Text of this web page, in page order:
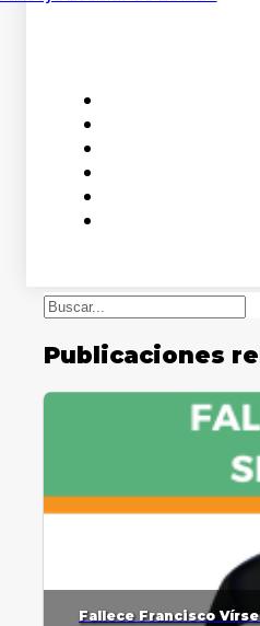
Buscar
Publicaciones
Fallece Francisco